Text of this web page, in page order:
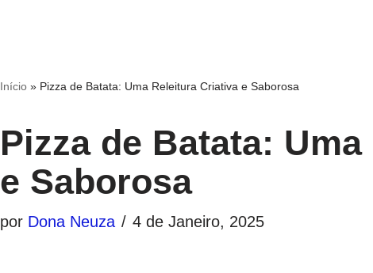
Início » Pizza de Batata: Uma Releitura Criativa e Saborosa
Pizza de Batata:
e Saborosa
por Dona Neuza 4 de Janeiro, 2025